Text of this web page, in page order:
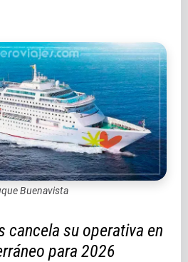
Buenavista
cancela su operativa en
para 2026